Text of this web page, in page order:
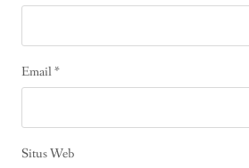
Email*
Situs Web